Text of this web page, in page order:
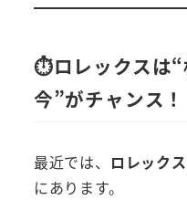
⏱ロレックスは“
今”がチャンス！
最近では、 ロレック
にあります。